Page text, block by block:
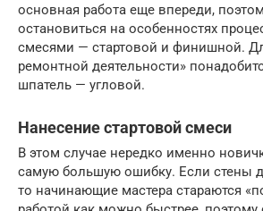
основная работа еще впереди,
остановиться на особенностях
смесями — стартовой и финишной.
ремонтной деятельности»
шпатель — угловой.
Нанесение стартовой смеси
В этом случае нередко именно
самую большую ошибку. Если стены
то начинающие мастера стараются